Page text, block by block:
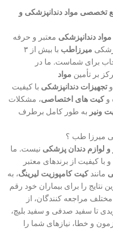
تخصصی مواد دندانپزشکی و
دندانپزشکی معتبر و حرفه
میرزاطب
با بیش از ۳
برای شماست. ما در
بر تأمین مواد
وتجهیزات دندانپزشکی با کیفیت
وکیت های اختصاصی، مشکلات
ونیر به طور کامل برطرف
میرزا طب ؟
و لوازم دندان پزشکی نیست. ما
با کیفیت از برندهای معتبر
مانندکیت کامپوزیت لیرینگ، به
نتایج را برای بیماران خود رقم
مختلف مراجعه کنندگان، از
تا سفید صدفی و سفید بلیچ،
و خطا، نیازهای شما را